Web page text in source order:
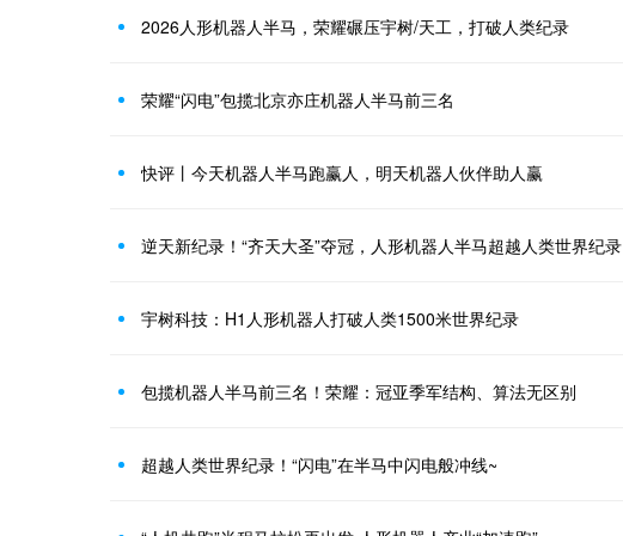
2026人形机器人半马，荣耀碾压宇树/天工，打破人类纪录
荣耀“闪电”包揽北京亦庄机器人半马前三名
快评丨今天机器人半马跑赢人，明天机器人伙伴助人赢
逆天新纪录！“齐天大圣”夺冠，人形机器人半马超越人类世界纪录
宇树科技：H1人形机器人打破人类1500米世界纪录
包揽机器人半马前三名！荣耀：冠亚季军结构、算法无区别
超越人类世界纪录！“闪电”在半马中闪电般冲线~